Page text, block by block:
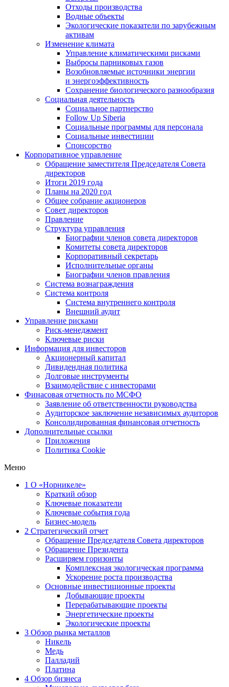
Отходы производства
Водные объекты
Экологические показатели по зарубежным
активам
Изменение климата
Управление климатическими рисками
Выбросы парниковых газов
Возобновляемые источники энергии
и энергоэффективность
Сохранение биологического разнообразия
Социальная деятельность
Социальное партнерство
Follow Up Siberia
Социальные программы для персонала
Социальные инвестиции
Спонсорство
Корпоративное управление
Обращение заместителя Председателя Совета
директоров
Итоги 2019 года
Планы на 2020 год
Общее собрание акционеров
Совет директоров
Правление
Структура управления
Биографии членов совета директоров
Комитеты совета директоров
Корпоративный секретарь
Исполнительные органы
Биографии членов правления
Система вознаграждения
Система контроля
Система внутреннего контроля
Внешний аудит
Управление рисками
Риск-менеджмент
Ключевые риски
Информация для инвесторов
Акционерный капитал
Дивидендная политика
Долговые инструменты
Взаимодействие с инвеcторами
Финасовая отчетность по МСФО
Заявление об ответственности руководства
Аудиторское заключение независимых аудиторов
Консолидированная финансовая отчетность
Дополнительные ссылки
Приложения
Политика Cookie
Меню
1 О «Норникеле»
Краткий обзор
Ключевые показатели
Ключевые события года
Бизнес-модель
2 Стратегический отчет
Обращение Председателя Совета директоров
Обращение Президента
Расширяем горизонты
Комплексная экологическая программа
Ускорение роста производства
Основные инвестиционные проекты
Добывающие проекты
Перерабатывающие проекты
Энергетические проекты
Экологические проекты
3 Обзор рынка металлов
Никель
Медь
Палладий
Платина
4 Обзор бизнеса